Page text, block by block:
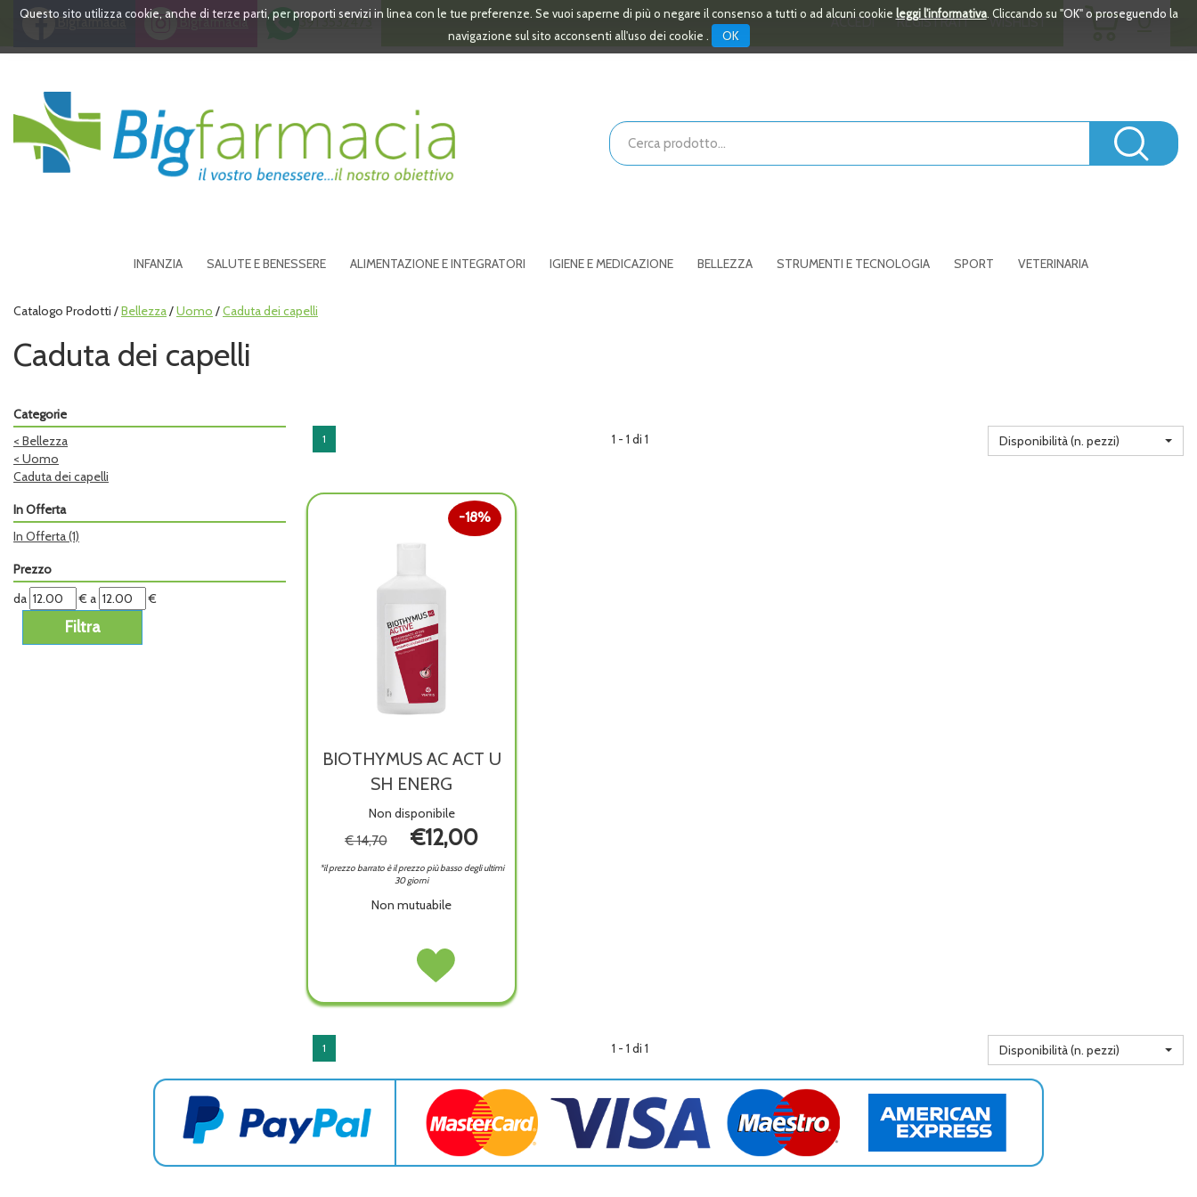
PassaQuesto sito utilizza cookie, anche di terze parti, per proporti servizi in linea con le tue preferenze. Se vuoi saperne di più o negare il consenso a tutti o ad alcuni cookie leggi l'informativa. Cliccando su "OK" o proseguendo la
navigazione sul sito acconsenti all'uso dei cookie .
OK
Bigfarmacia Bigfarmacia 391 3532473 ACCEDI REGISTRATI WISHLIST 0
ARTICOLI
Bigfarmacia
Cerca
Prodotto
INFANZIA SALUTE E BENESSERE ALIMENTAZIONE E INTEGRATORI IGIENE E MEDICAZIONE BELLEZZA STRUMENTI E TECNOLOGIA SPORT VETERINARIA
Catalogo Prodotti /Bellezza/Uomo /Caduta dei capelli
Caduta dei capelli
Categorie
< Bellezza
< Uomo
Caduta dei capelli
In Offerta
In Offerta(1)
Prezzo
filtra
da
da € filtra
a
a €
1 1 - 1 di 1 Disponibilità (n. pezzi)
BIOTHYMUS AC ACT U
SH ENERG
Non disponibile
18%
€ 14,70 €12,00
*il prezzo barrato è il prezzo più basso degli ultimi
30 giorni
Non mutuabile
BIOTHYMUS
U
disponibile
Acquista BIOTHYMUS
AC
U
1 1 - 1 di 1 Disponibilità (n. pezzi)